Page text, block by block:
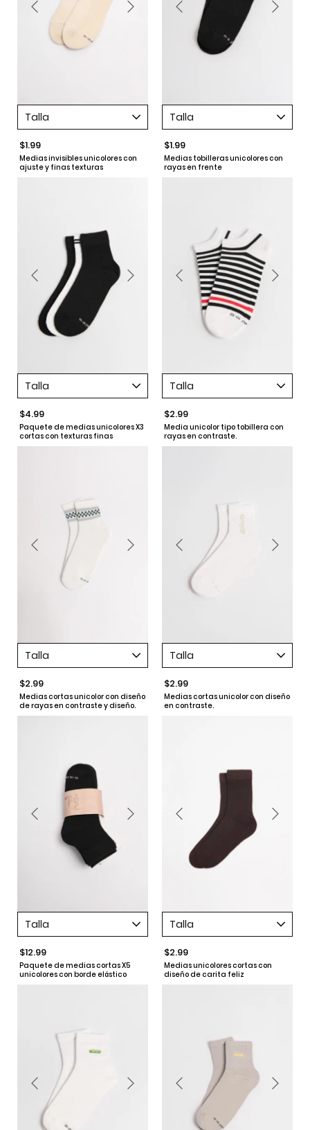
Talla
$1.99
Medias invisibles unicolores con
ajuste y finas texturas
Talla
$1.99
Medias tobilleras unicolores con
rayas en frente
Talla
$4.99
Paquete de medias unicolores X3
cortas con texturas finas
Talla
$2.99
Media unicolor tipo tobillera con
rayas en contraste.
Talla
$2.99
Medias cortas unicolor con diseño
de rayas en contraste y diseño.
Talla
$2.99
Medias cortas unicolor con diseño
en contraste.
Talla
$12.99
Paquete de medias cortas X5
unicolores con borde elástico
Talla
$2.99
Medias unicolores cortas con
diseño de carita feliz